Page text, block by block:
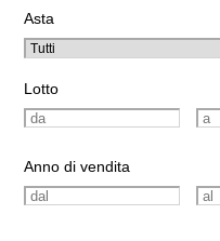
Asta
Lotto
Anno di vendita